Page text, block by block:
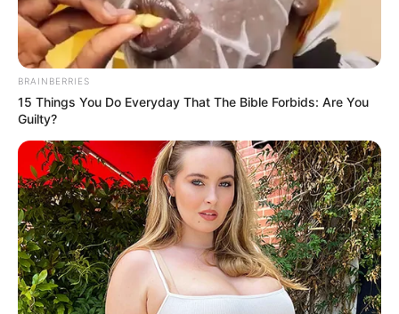
Saját bevallása szerint még maga sem fogta fel
BRAINBERRIES
15 Things You Do Everyday That The Bible Forbids: Are You
Guilty?